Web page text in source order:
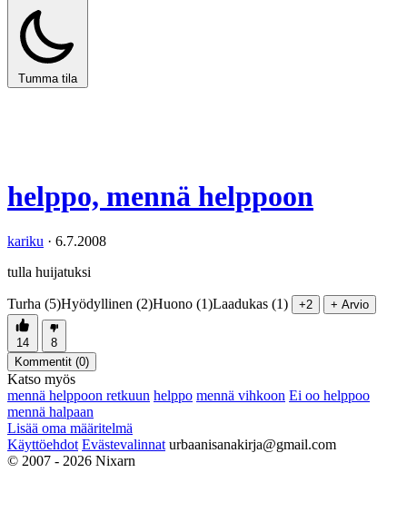
Tumma tila
helppo, mennä helppoon
kariku · 6.7.2008
tulla huijatuksi
Turha (5)Hyödyllinen (2)Huono (1)Laadukas (1) +2 + Arvio
14
8
Kommentit (0)
Katso myös
mennä helppoon retkuun helppo mennä vihkoon Ei oo helppoo
mennä halpaan
Lisää oma määritelmä
Käyttöehdot Evästevalinnat urbaanisanakirja@gmail.com
© 2007 - 2026 Nixarn